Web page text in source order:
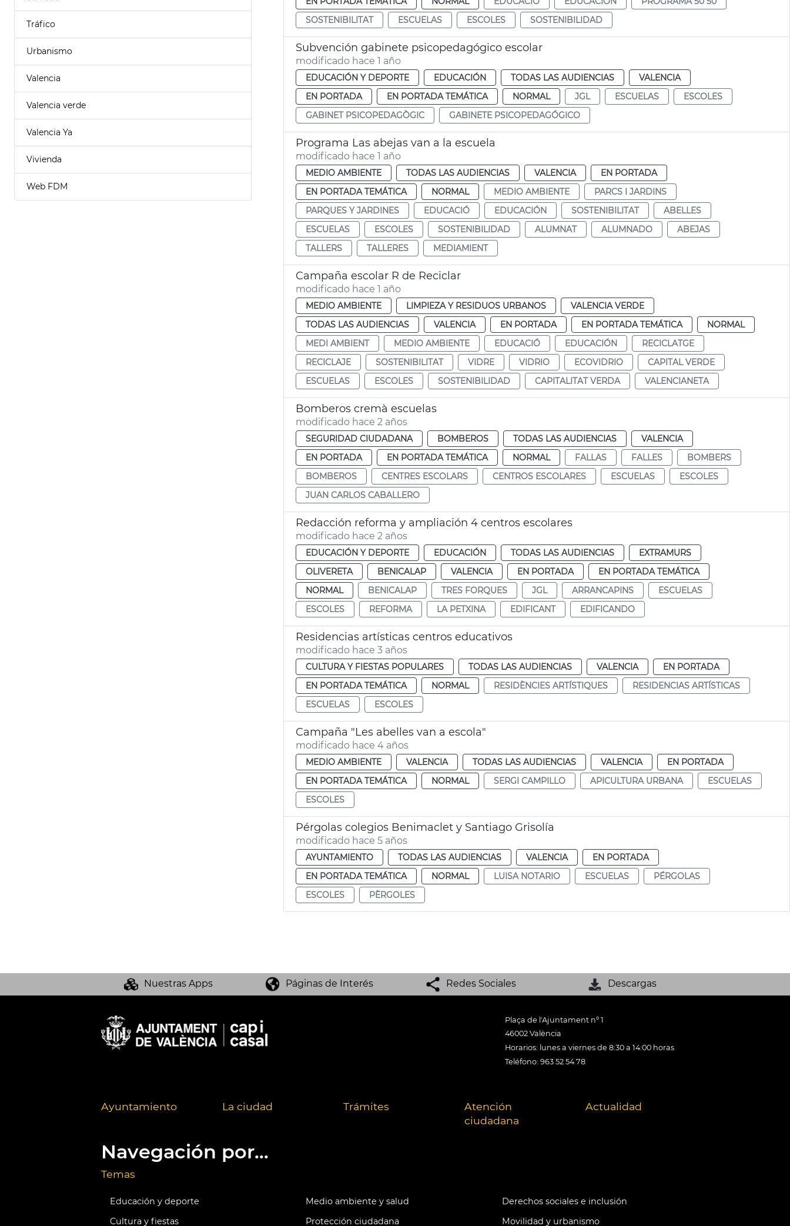
Tráfico
Urbanismo
Valencia
Valencia verde
Valencia Ya
Vivienda
Web FDM
SOSTENIBILITAT
ESCUELAS ESCOLES SOSTENIBILIDAD
Subvención gabinete psicopedagógico escolar
modificado hace 1 año
EDUCACIÓN Y DEPORTE EDUCACIÓN TODAS LAS AUDIENCIAS
VALENCIA
EN PORTADA
EN PORTADA TEMÁTICA NORMAL JGL ESCUELAS
ESCOLES
GABINET PSICOPEDAGÒGIC
GABINETE PSICOPEDAGÓGICO
Programa Las abejas van a la escuela
modificado hace 1 año
MEDIO AMBIENTE TODAS LAS AUDIENCIAS VALENCIA
EN PORTADA
EN PORTADA TEMÁTICA
NORMAL MEDIO AMBIENTE
PARCS I JARDINS
PARQUES Y JARDINES
EDUCACIÓ EDUCACIÓN SOSTENIBILITAT
ABELLES
ESCUELAS
ESCOLES SOSTENIBILIDAD ALUMNAT ALUMNADO
ABEJAS
TALLERS
TALLERES MEDIAMIENT
Campaña escolar R de Reciclar
modificado hace 1 año
MEDIO AMBIENTE LIMPIEZA Y RESIDUOS URBANOS
VALENCIA VERDE
TODAS LAS AUDIENCIAS
VALENCIA EN PORTADA EN PORTADA TEMÁTICA
NORMAL
MEDI AMBIENT
MEDIO AMBIENTE EDUCACIÓ EDUCACIÓN
RECICLATGE
RECICLAJE
SOSTENIBILITAT VIDRE VIDRIO ECOVIDRIO
CAPITAL VERDE
ESCUELAS
ESCOLES SOSTENIBILIDAD CAPITALITAT VERDA VALENCIANETA
Bomberos cremà escuelas
modificado hace 2 años
SEGURIDAD CIUDADANA BOMBEROS TODAS LAS AUDIENCIAS
VALENCIA
EN PORTADA
EN PORTADA TEMÁTICA NORMAL FALLAS FALLES
BOMBERS
BOMBEROS
CENTRES ESCOLARS CENTROS ESCOLARES ESCUELAS
ESCOLES
JUAN CARLOS CABALLERO
Redacción reforma y ampliación 4 centros escolares
modificado hace 2 años
EDUCACIÓN Y DEPORTE EDUCACIÓN TODAS LAS AUDIENCIAS
EXTRAMURS
OLIVERETA
BENICALAP VALENCIA EN PORTADA
EN PORTADA TEMÁTICA
NORMAL
BENICALAP TRES FORQUES JGL ARRANCAPINS
ESCUELAS
ESCOLES
REFORMA LA PETXINA EDIFICANT EDIFICANDO
Residencias artísticas centros educativos
modificado hace 3 años
CULTURA Y FIESTAS POPULARES TODAS LAS AUDIENCIAS VALENCIA
EN PORTADA
EN PORTADA TEMÁTICA
NORMAL RESIDÈNCIES ARTÍSTIQUES
RESIDENCIAS ARTÍSTICAS
ESCUELAS
ESCOLES
Campaña "Les abelles van a escola"
modificado hace 4 años
MEDIO AMBIENTE VALENCIA TODAS LAS AUDIENCIAS VALENCIA
EN PORTADA
EN PORTADA TEMÁTICA
NORMAL SERGI CAMPILLO APICULTURA URBANA
ESCUELAS
ESCOLES
Pérgolas colegios Benimaclet y Santiago Grisolía
modificado hace 5 años
AYUNTAMIENTO TODAS LAS AUDIENCIAS VALENCIA
EN PORTADA
EN PORTADA TEMÁTICA
NORMAL LUISA NOTARIO ESCUELAS
PÉRGOLAS
ESCOLES
PÈRGOLES
Nuestras Apps Páginas de Interés Redes Sociales Descargas
Plaça de l'Ajuntament nº 1
46002 València
Horarios: lunes a viernes de 8:30 a 14:00 horas
Teléfono: 963 52 54 78
Ayuntamiento La ciudad Trámites
Atención
ciudadana
Actualidad
Navegación por...
Temas
Educación y deporte Medio ambiente y salud
Derechos sociales e inclusión
Cultura y fiestas
Protección ciudadana Movilidad y urbanismo